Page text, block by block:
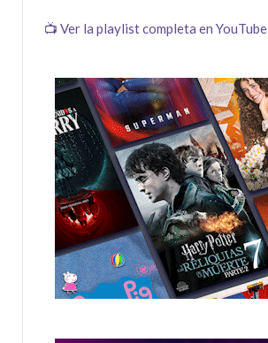
📺 Ver la playlist completa en YouTube